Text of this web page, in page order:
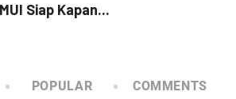
Siap Kapan...
POPULAR COMMENTS